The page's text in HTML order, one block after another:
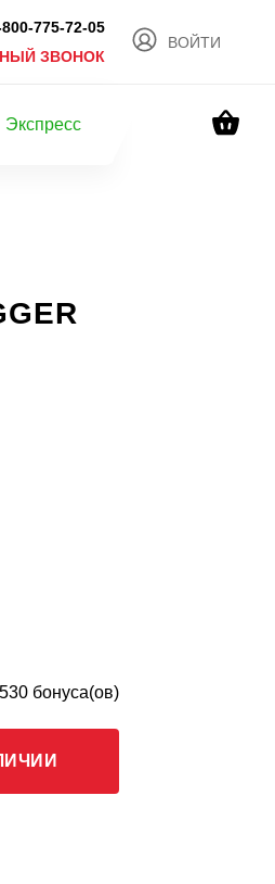
775-72-05
ЗВОНОК
ВОЙТИ
Экспресс
бонуса(ов)